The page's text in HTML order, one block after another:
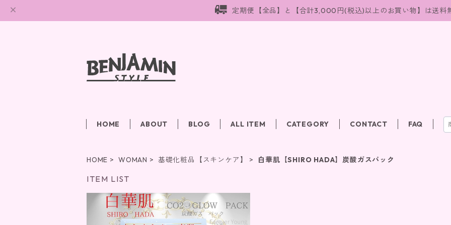
定期便【全品】と【合計3,000円(税込)以上のお買い物】は送料
HOME ABOUT BLOG ALL ITEM CATEGORY CONTACT FAQ
HOME WOMAN 基礎化粧品【スキンケア】 白華肌【SHIRO HADA】炭酸ガスパック
ITEM LIST